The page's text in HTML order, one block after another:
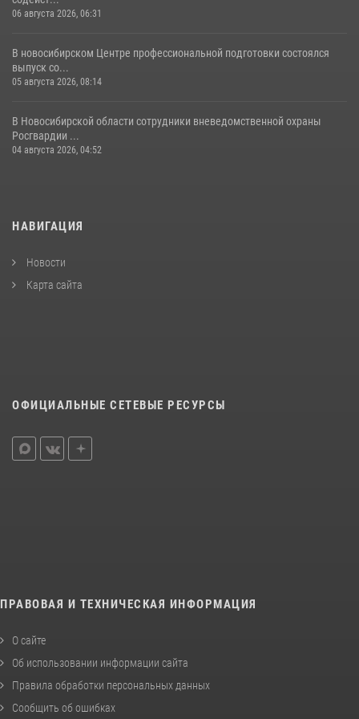
06 августа 2026, 06:31
В новосибирском Центре профессиональной подготовки состоялся
выпуск со...
05 августа 2026, 08:14
В Новосибирской области сотрудники вневедомственной охраны
Росгвардии ...
04 августа 2026, 04:52
НАВИГАЦИЯ
Новости
Карта сайта
ОФИЦИАЛЬНЫЕ СЕТЕВЫЕ РЕСУРСЫ
ПРАВОВАЯ И ТЕХНИЧЕСКАЯ ИНФОРМАЦИЯ
О сайте
Об использовании информации сайта
Правила обработки персональных данных
Сообщить об ошибках